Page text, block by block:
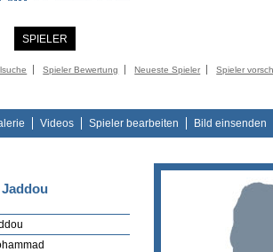
SPIELER
Spieler Bewertung Neueste Spieler
Spieler
Videos Spieler bearbeiten Bild einsenden
Jaddou